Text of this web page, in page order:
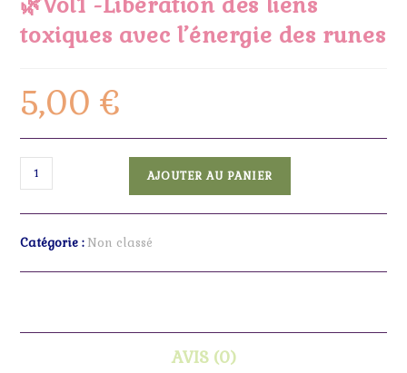
toxiques avec l’énergie des runes
5,00€
AJOUTER AU PANIER
Catégorie : Non classé
AVIS (0)